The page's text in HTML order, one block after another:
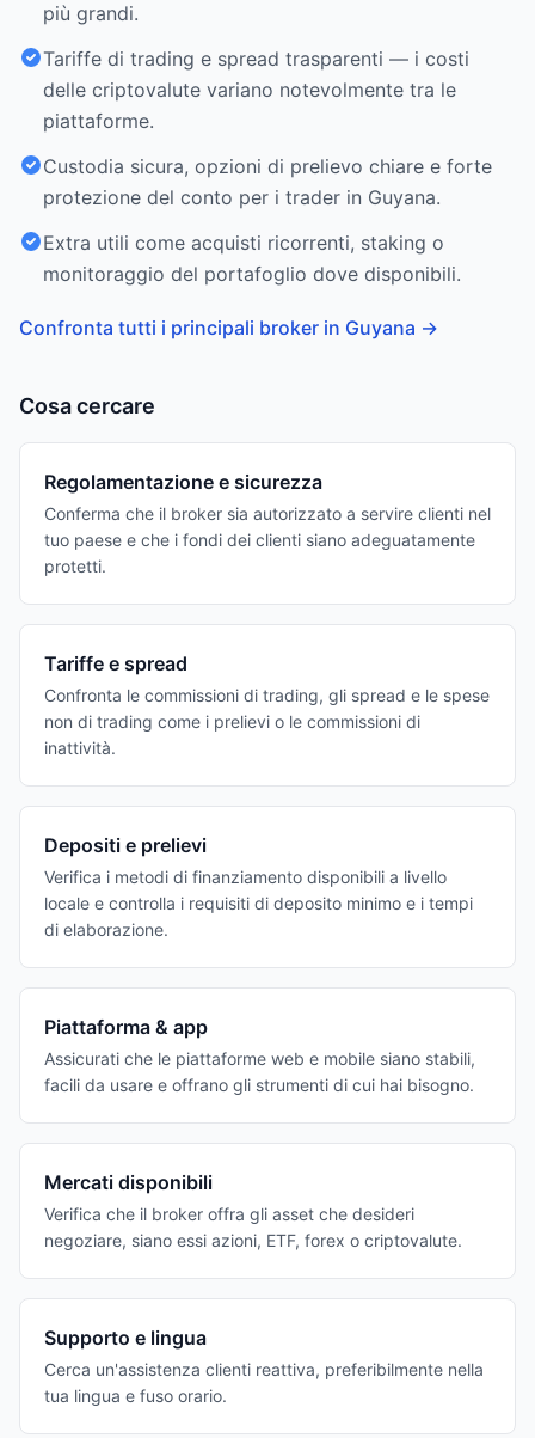
più grandi.
Tariffe di trading e spread trasparenti — i costi
delle criptovalute variano notevolmente tra le
piattaforme.
Custodia sicura, opzioni di prelievo chiare e forte
protezione del conto per i trader in Guyana.
Extra utili come acquisti ricorrenti, staking o
monitoraggio del portafoglio dove disponibili.
Confronta tutti i principali broker in Guyana →
Cosa cercare
Regolamentazione e sicurezza
Conferma che il broker sia autorizzato a servire clienti nel
tuo paese e che i fondi dei clienti siano adeguatamente
protetti.
Tariffe e spread
Confronta le commissioni di trading, gli spread e le spese
non di trading come i prelievi o le commissioni di
inattività.
Depositi e prelievi
Verifica i metodi di finanziamento disponibili a livello
locale e controlla i requisiti di deposito minimo e i tempi
di elaborazione.
Piattaforma & app
Assicurati che le piattaforme web e mobile siano stabili,
facili da usare e offrano gli strumenti di cui hai bisogno.
Mercati disponibili
Verifica che il broker offra gli asset che desideri
negoziare, siano essi azioni, ETF, forex o criptovalute.
Supporto e lingua
Cerca un'assistenza clienti reattiva, preferibilmente nella
tua lingua e fuso orario.